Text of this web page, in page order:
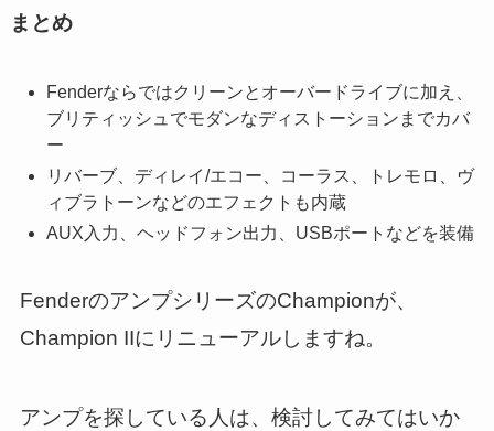
まとめ
Fenderならではクリーンとオーバードライブに加え、
ブリティッシュでモダンなディストーションまでカバ
ー
リバーブ、ディレイ/エコー、コーラス、トレモロ、ヴ
ィブラトーンなどのエフェクトも内蔵
AUX入力、ヘッドフォン出力、USBポートなどを装備
FenderのアンプシリーズのChampionが、
Champion IIにリニューアルしますね。
アンプを探している人は、検討してみてはいか